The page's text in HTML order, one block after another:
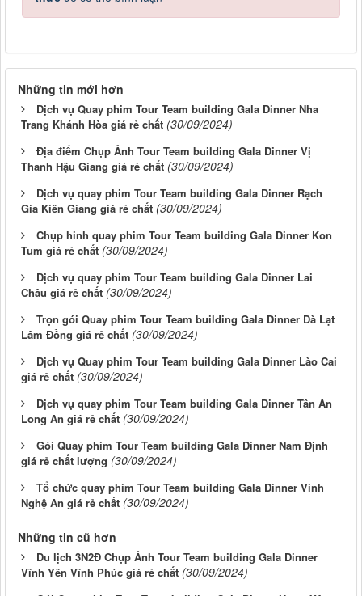
Những tin mới hơn
Dịch vụ Quay phim Tour Team building Gala Dinner Nha
Trang Khánh Hòa giá rẻ chất (30/09/2024)
Địa điểm Chụp Ảnh Tour Team building Gala Dinner Vị
Thanh Hậu Giang giá rẻ chất (30/09/2024)
Dịch vụ quay phim Tour Team building Gala Dinner Rạch
Gía Kiên Giang giá rẻ chất (30/09/2024)
Chụp hinh quay phim Tour Team building Gala Dinner Kon
Tum giá rẻ chất (30/09/2024)
Dịch vụ quay phim Tour Team building Gala Dinner Lai
Châu giá rẻ chất (30/09/2024)
Trọn gói Quay phim Tour Team building Gala Dinner Đà Lạt
Lâm Đồng giá rẻ chất (30/09/2024)
Dịch vụ Quay phim Tour Team building Gala Dinner Lào Cai
giá rẻ chất (30/09/2024)
Dịch vụ quay phim Tour Team building Gala Dinner Tân An
Long An giá rẻ chất (30/09/2024)
Gói Quay phim Tour Team building Gala Dinner Nam Định
giá rẻ chất lượng (30/09/2024)
Tổ chức quay phim Tour Team building Gala Dinner Vinh
Nghệ An giá rẻ chất (30/09/2024)
Những tin cũ hơn
Du lịch 3N2Đ Chụp Ảnh Tour Team building Gala Dinner
Vĩnh Yên Vĩnh Phúc giá rẻ chất (30/09/2024)